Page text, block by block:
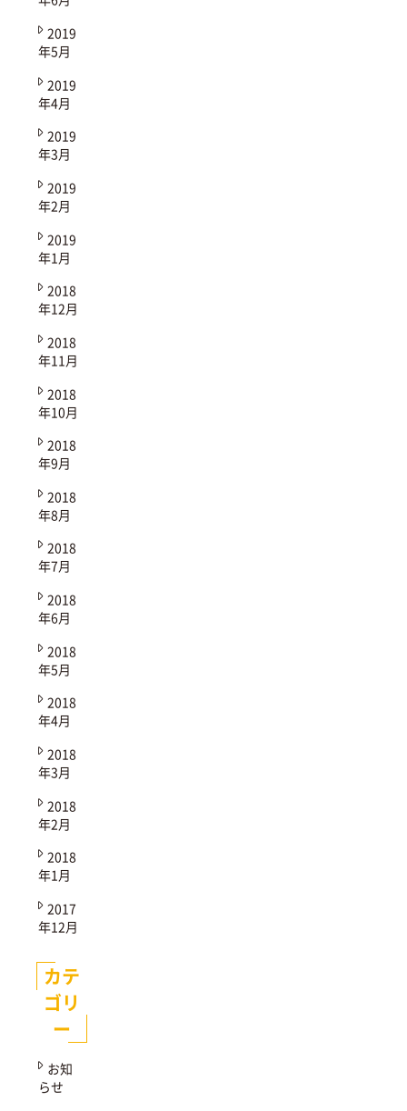
2019
年5月
2019
年4月
2019
年3月
2019
年2月
2019
年1月
2018
年12月
2018
年11月
2018
年10月
2018
年9月
2018
年8月
2018
年7月
2018
年6月
2018
年5月
2018
年4月
2018
年3月
2018
年2月
2018
年1月
2017
年12月
カテ
ゴリ
ー
お知
らせ